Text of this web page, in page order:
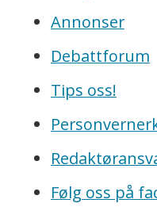
Annonser
Debattforum
Tips oss!
Følg oss på